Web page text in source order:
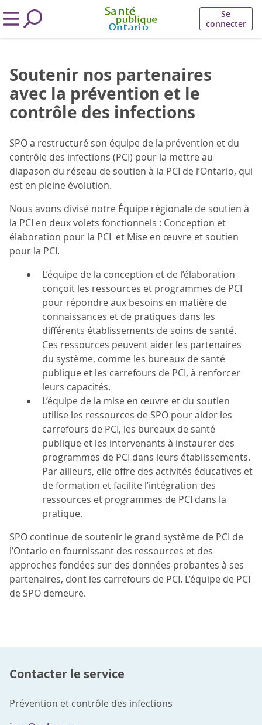
Se
connecter
Soutenir nos partenaires
avec la prévention et le
contrôle des infections
SPO a restructuré son équipe de la prévention et du
contrôle des infections (PCI) pour la mettre au
diapason du réseau de soutien à la PCI de l’Ontario, qui
est en pleine évolution.
Nous avons divisé notre Équipe régionale de soutien à
la PCI en deux volets fonctionnels : Conception et
élaboration pour la PCI et Mise en œuvre et soutien
pour la PCI.
L’équipe de la conception et de l’élaboration
conçoit les ressources et programmes de PCI
pour répondre aux besoins en matière de
connaissances et de pratiques dans les
différents établissements de soins de santé.
Ces ressources peuvent aider les partenaires
du système, comme les bureaux de santé
publique et les carrefours de PCI, à renforcer
leurs capacités.
L’équipe de la mise en œuvre et du soutien
utilise les ressources de SPO pour aider les
carrefours de PCI, les bureaux de santé
publique et les intervenants à instaurer des
programmes de PCI dans leurs établissements.
Par ailleurs, elle offre des activités éducatives et
de formation et facilite l’intégration des
ressources et programmes de PCI dans la
pratique.
SPO continue de soutenir le grand système de PCI de
l’Ontario en fournissant des ressources et des
approches fondées sur des données probantes à ses
partenaires, dont les carrefours de PCI. L’équipe de PCI
de SPO demeure.
Contacter le service
Prévention et contrôle des infections